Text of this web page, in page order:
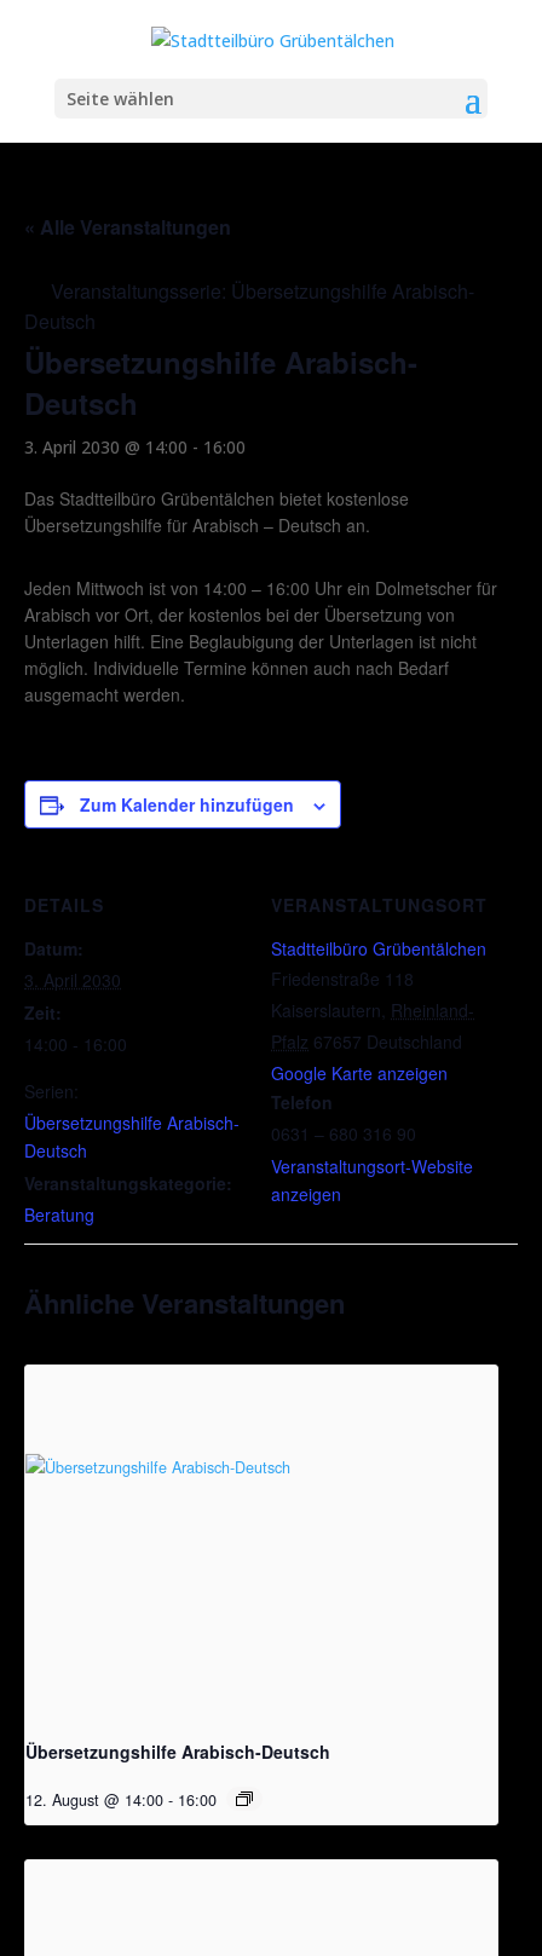
Seite wählen
« Alle Veranstaltungen
Veranstaltungsserie: Übersetzungshilfe Arabisch-
Deutsch
Übersetzungshilfe Arabisch-
Deutsch
3. April 2030 @ 14:00 - 16:00
Das Stadtteilbüro Grübentälchen bietet kostenlose
Übersetzungshilfe für Arabisch – Deutsch an.
Jeden Mittwoch ist von 14:00 – 16:00 Uhr ein Dolmetscher für
Arabisch vor Ort, der kostenlos bei der Übersetzung von
Unterlagen hilft. Eine Beglaubigung der Unterlagen ist nicht
möglich. Individuelle Termine können auch nach Bedarf
ausgemacht werden.
Zum Kalender hinzufügen
DETAILS
Datum:
3. April 2030
Zeit:
14:00 - 16:00
Serien:
Übersetzungshilfe Arabisch-
Deutsch
Veranstaltungskategorie:
Beratung
VERANSTALTUNGSORT
Stadtteilbüro Grübentälchen
Friedenstraße 118
Kaiserslautern, Rheinland-
Pfalz 67657 Deutschland
Google Karte anzeigen
Telefon
0631 – 680 316 90
Veranstaltungsort-Website
anzeigen
Ähnliche Veranstaltungen
Übersetzungshilfe Arabisch-Deutsch
12. August @ 14:00 - 16:00